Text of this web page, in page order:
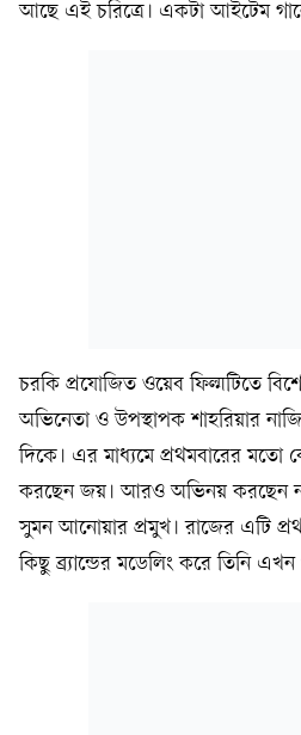
আছে এই চরিত্রে। একটা আইটেম
চরকি প্রযোজিত ওয়েব ফিল্মটিতে
অভিনেতা ও উপস্থাপক শাহরিয়ার
দিকে। এর মাধ্যমে প্রথমবারের
করছেন জয়। আরও অভিনয় করছেন
সুমন আনোয়ার প্রমুখ। রাজের এটি
কিছু ব্র্যান্ডের মডেলিং করে তিনি